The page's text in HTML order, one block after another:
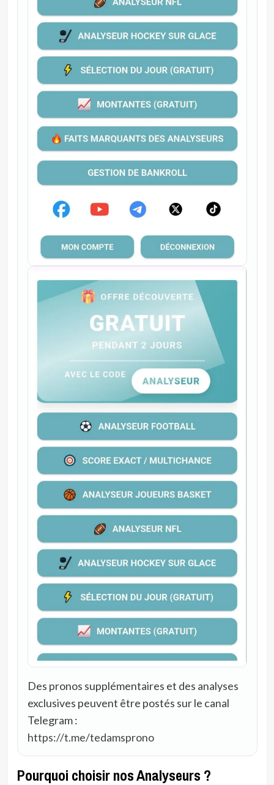
Des pronos supplémentaires et des analyses
exclusives peuvent être postés sur le canal
Telegram :
https://t.me/tedamsprono
Pourquoi choisir nos Analyseurs ?